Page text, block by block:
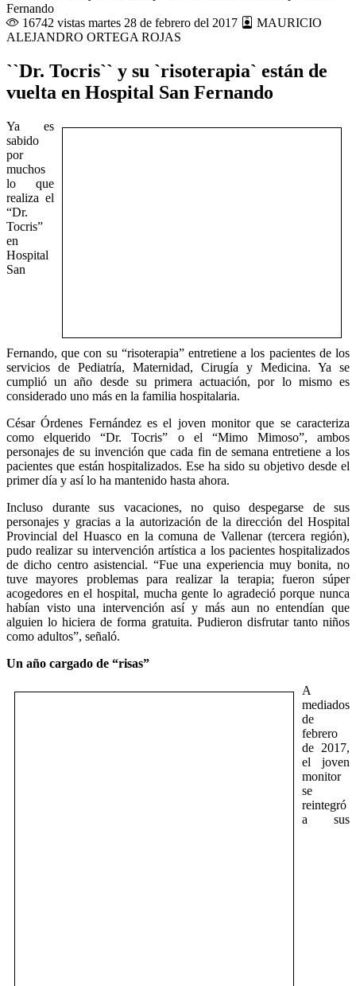
16742 vistas martes 28 de febrero del 2017
MAURICIO
ALEJANDRO ORTEGA ROJAS
``Dr. Tocris`` y su `risoterapia` están de
vuelta en Hospital San Fernando
Ya es
sabido
por
muchos
lo que
realiza el
“Dr.
Tocris”
en
Hospital
San
Fernando, que con su “risoterapia” entretiene a los pacientes de los
servicios de Pediatría, Maternidad, Cirugía y Medicina. Ya se
cumplió un año desde su primera actuación, por lo mismo es
considerado uno más en la familia hospitalaria.
César Órdenes Fernández es el joven monitor que se caracteriza
como elquerido “Dr. Tocris” o el “Mimo Mimoso”, ambos
personajes de su invención que cada fin de semana entretiene a los
pacientes que están hospitalizados. Ese ha sido su objetivo desde el
primer día y así lo ha mantenido hasta ahora.
Incluso durante sus vacaciones, no quiso despegarse de sus
personajes y gracias a la autorización de la dirección del Hospital
Provincial del Huasco en la comuna de Vallenar (tercera región),
pudo realizar su intervención artística a los pacientes hospitalizados
de dicho centro asistencial. “Fue una experiencia muy bonita, no
tuve mayores problemas para realizar la terapia; fueron súper
acogedores en el hospital, mucha gente lo agradeció porque nunca
habían visto una intervención así y más aun no entendían que
alguien lo hiciera de forma gratuita. Pudieron disfrutar tanto niños
como adultos”, señaló.
Un año cargado de “risas”
A
mediados
de
febrero
de 2017,
el joven
monitor
se
reintegró
a sus